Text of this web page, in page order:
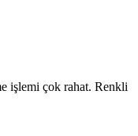
işlemi çok rahat. Renkli